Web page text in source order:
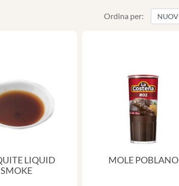
Ordina per:
LIQUID
SMOKE
MOLE POBLANO